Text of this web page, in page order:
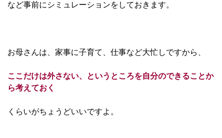
など事前にシミュレーションをしておきます。
お母さんは、家事に子育て、仕事など大忙しですから、
ここだけは外さない、というところを自分のできることか
ら考えておく
くらいがちょうどいいですよ。